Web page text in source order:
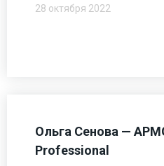
28 октября 2022
Ольга Сенова —
Professional